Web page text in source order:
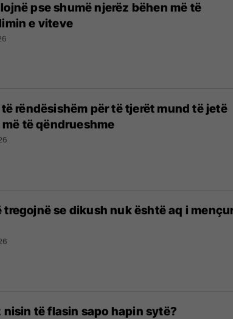
pse shumë njerëz bëhen më të
e viteve
rëndësishëm për të tjerët mund të jetë
të qëndrueshme
tregojnë se dikush nuk është aq i
nisin të flasin sapo hapin sytë?